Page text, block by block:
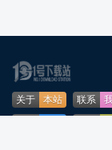
关于 本站 联系